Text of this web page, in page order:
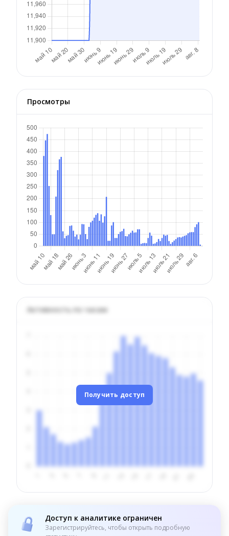
Просмотры
Активность по часам
Получить доступ
Доступ к аналитике ограничен
Зарегистрируйтесь, чтобы открыть подробную